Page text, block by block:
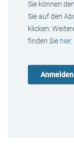
Sie können
Sie auf den
klicken.
finden Sie hier.